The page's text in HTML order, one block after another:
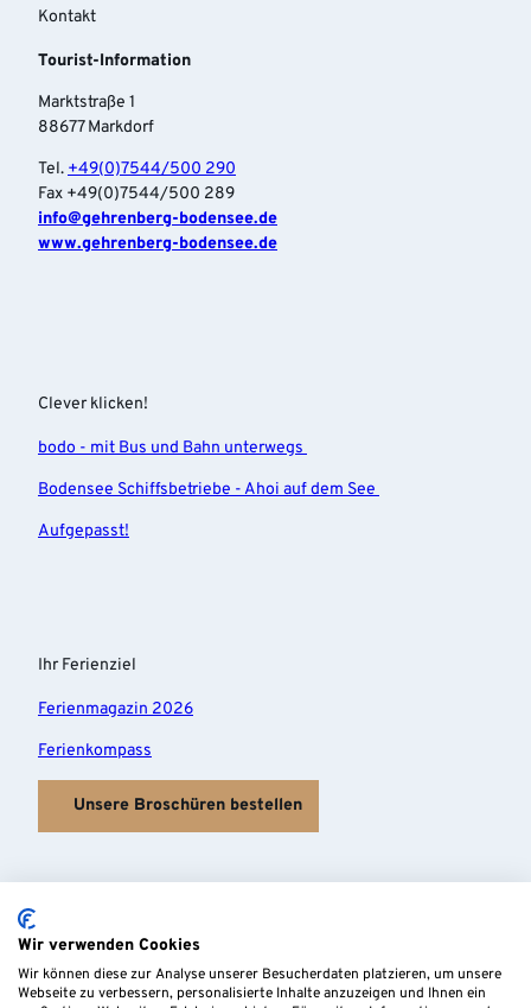
Kontakt
Tourist-Information
Marktstraße 1
88677 Markdorf
Tel. +49(0)7544/500 290
Fax +49(0)7544/500 289
info‎@gehrenberg-bodensee.de
www.gehrenberg-bodensee.de
Clever klicken!
bodo - mit Bus und Bahn unterwegs
Bodensee Schiffsbetriebe - Ahoi auf dem See
Aufgepasst!
Ihr Ferienziel
Ferienmagazin 2026
Ferienkompass
Unsere Broschüren bestellen
Wir verwenden Cookies
Wir können diese zur Analyse unserer Besucherdaten platzieren, um unsere
Webseite zu verbessern, personalisierte Inhalte anzuzeigen und Ihnen ein